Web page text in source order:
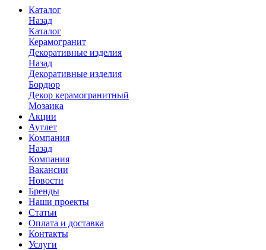
Каталог
Назад
Каталог
Керамогранит
Декоративные изделия
Назад
Декоративные изделия
Бордюр
Декор керамогранитный
Мозаика
Акции
Аутлет
Компания
Назад
Компания
Вакансии
Новости
Бренды
Наши проекты
Статьи
Оплата и доставка
Контакты
Услуги